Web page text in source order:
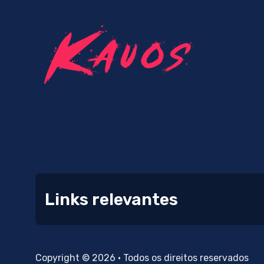
Links relevantes
Copyright © 2026 • Todos os direitos reservados